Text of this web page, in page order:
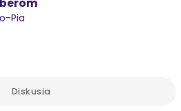
Pia
Diskusia